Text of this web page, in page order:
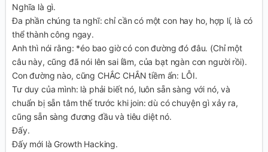
Nghĩa là gì.
Đa phần chúng ta nghĩ: chỉ cần có một con hay ho, hợp lí, là có
thể thành công ngay.
Anh thì nói rằng: *éo bao giờ có con đường đó đâu. (Chỉ một
câu này, cũng đã nói lên sai lầm, của bạt ngàn con người rồi).
Con đường nào, cũng CHẮC CHẮN tiềm ẩn: LỖI.
Tư duy của mình: là phải biết nó, luôn sẵn sàng với nó, và
chuẩn bị sẵn tâm thế trước khi join: dù có chuyện gì xảy ra,
cũng sẵn sàng đương đầu và tiêu diệt nó.
Đấy.
Đấy mới là Growth Hacking.